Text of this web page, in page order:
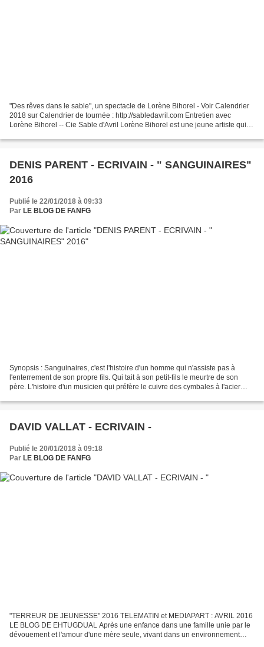
"Des rêves dans le sable", un spectacle de Lorène Bihorel - Voir Calendrier
2018 sur Calendrier de tournée : http://sabledavril.com Entretien avec
Lorène Bihorel -- Cie Sable d'Avril Lorène Bihorel est une jeune artiste qui
DENIS PARENT - ECRIVAIN - " SANGUINAIRES"
2016
Publié le 22/01/2018 à 09:33
Par LE BLOG DE FANFG
Synopsis : Sanguinaires, c'est l'histoire d'un homme qui n'assiste pas à
l'enterrement de son propre fils. Qui tait à son petit-fils le meurtre de son
père. L'histoire d'un musicien qui préfère le cuivre des cymbales à l'acier
DAVID VALLAT - ECRIVAIN -
Publié le 20/01/2018 à 09:18
Par LE BLOG DE FANFG
"TERREUR DE JEUNESSE" 2016 TELEMATIN et MEDIAPART : AVRIL 2016
LE BLOG DE EHTUGDUAL Après une enfance dans une famille unie par le
dévouement et l'amour d'une mère seule, vivant dans un environnement